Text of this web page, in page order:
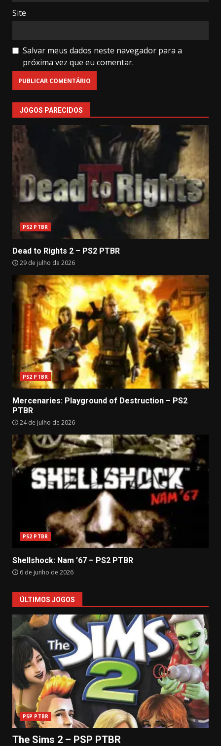
Site
Salvar meus dados neste navegador para a
próxima vez que eu comentar.
JOGOS PARECIDOS
PS2 PTBR
Dead to Rights 2 – PS2 PTBR
29 de julho de 2026
PS2 PTBR
Mercenaries: Playground of Destruction – PS2
PTBR
24 de julho de 2026
PS2 PTBR
Shellshock: Nam ’67 – PS2 PTBR
6 de junho de 2026
ÚLTIMOS JOGOS
PSP PTBR
The Sims 2 – PSP PTBR